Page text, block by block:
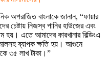
অপরা‌জিত বাংলা‌কে জানান, “ফায়ার
চেষ্টায় নিজস্ব পানির হাউজের এবং
হয়। এতে আমাদের কারখানার বিল্ডিংএ
মালসহ ব্যাপক ক্ষতি হয়। আগুনে
৩৫ লাখ টাকা।”